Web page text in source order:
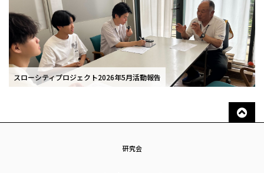
スローシティプロジェクト2026年5月活動報告
研究会